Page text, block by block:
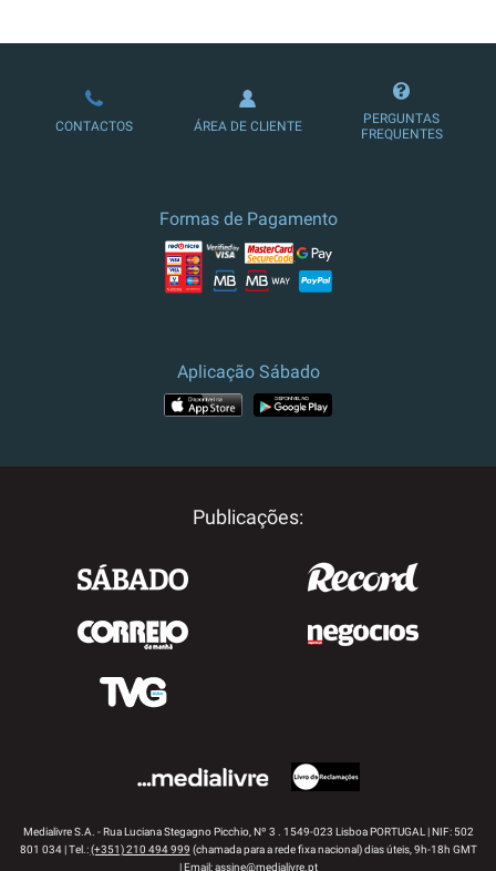
LOJA DE ASSINATURAS
CONTACTOS ÁREA DE CLIENTE
PERGUNTAS
FREQUENTES
Formas de Pagamento
Aplicação Sábado
Publicações:
Medialivre S.A. - Rua Luciana Stegagno Picchio, Nº 3 . 1549-023 Lisboa PORTUGAL | NIF: 502
801 034 | Tel.:(+351) 210 494 999 (chamada para a rede fixa nacional) dias úteis, 9h-18h GMT
| Email:assine@medialivre.pt